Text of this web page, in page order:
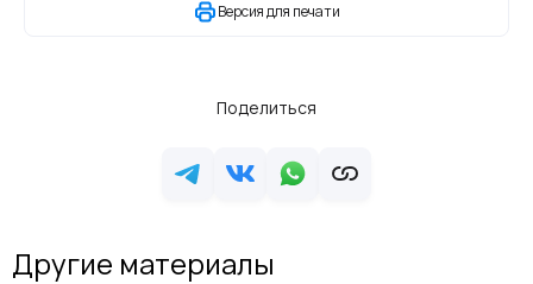
Версия для печати
Поделиться
Другие материалы